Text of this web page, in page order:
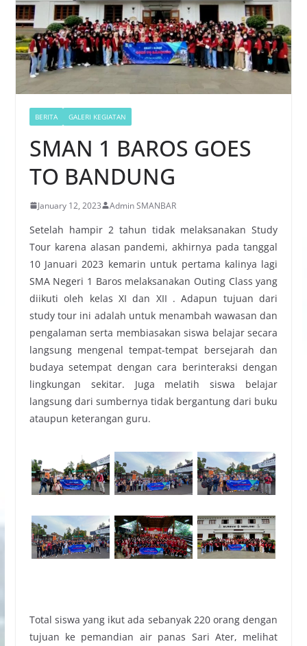
BERITA GALERI KEGIATAN
SMAN 1 BAROS GOES
TO BANDUNG
January 12, 2023 Admin SMANBAR
Setelah hampir 2 tahun tidak melaksanakan Study
Tour karena alasan pandemi, akhirnya pada tanggal
10 Januari 2023 kemarin untuk pertama kalinya lagi
SMA Negeri 1 Baros melaksanakan Outing Class yang
diikuti oleh kelas XI dan XII . Adapun tujuan dari
study tour ini adalah untuk menambah wawasan dan
pengalaman serta membiasakan siswa belajar secara
langsung mengenal tempat-tempat bersejarah dan
budaya setempat dengan cara berinteraksi dengan
lingkungan sekitar. Juga melatih siswa belajar
langsung dari sumbernya tidak bergantung dari buku
ataupun keterangan guru.
Total siswa yang ikut ada sebanyak 220 orang dengan
tujuan ke pemandian air panas Sari Ater, melihat